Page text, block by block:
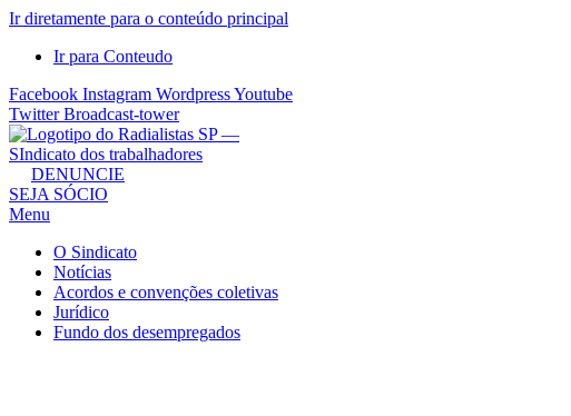
Ir diretamente para o conteúdo principal
Ir para Conteudo
Facebook Instagram WordpressYoutube
Twitter Broadcast-tower
Sindicato
dos
Radialistas
São
Paulo
Sindicato
DENUNCIE
SEJA SÓCIO
Menu
O Sindicato
Notícias
Acordos e convenções coletivas
Jurídico
Fundo dos desempregados